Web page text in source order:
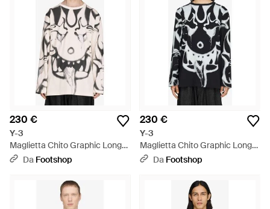
230 €
Y-3
Maglietta Chito Graphic Long
Sleeve Tee - Bianco
Da Footshop
230 €
Y-3
Maglietta Chito Graphic Long
Sleeve Tee - Nero
Da Footshop